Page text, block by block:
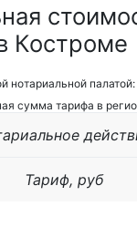
Костроме
нотариальной
сумма тарифа в
Тариф, руб